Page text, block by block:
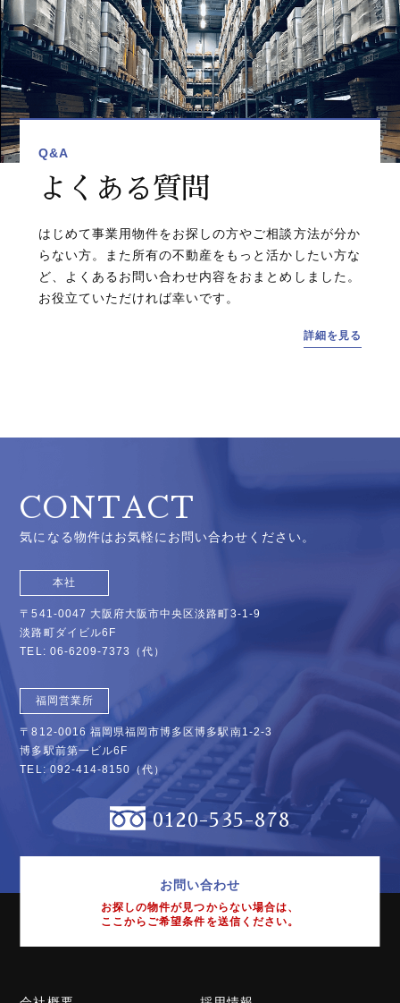
Q&A
よくある質問
はじめて事業用物件をお探しの方やご相談方法が分か
らない方。また所有の不動産をもっと活かしたい方な
ど、よくあるお問い合わせ内容をおまとめしました。
お役立ていただければ幸いです。
詳細を見る
CONTACT
気になる物件はお気軽にお問い合わせください。
本社
〒541-0047 大阪府大阪市中央区淡路町3-1-9
淡路町ダイビル6F
TEL: 06-6209-7373 （代）
福岡営業所
〒812-0016 福岡県福岡市博多区博多駅南1-2-3
博多駅前第一ビル6F
TEL:092-414-8150 （代）
0120-535-878
お問い合わせ
お探しの物件が見つからない場合は、
ここからご希望条件を送信ください。